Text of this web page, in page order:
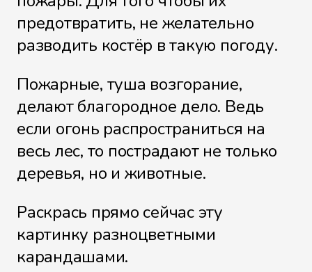
предотвратить, не желательно
разводить костёр в такую погоду.
Пожарные, туша возгорание,
делают благородное дело. Ведь
если огонь распространиться на
весь лес, то пострадают не только
деревья, но и животные.
Раскрась прямо сейчас эту
картинку разноцветными
карандашами.